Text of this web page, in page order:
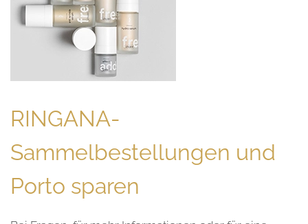
RINGANA-
Sammelbestellungen und
Porto sparen